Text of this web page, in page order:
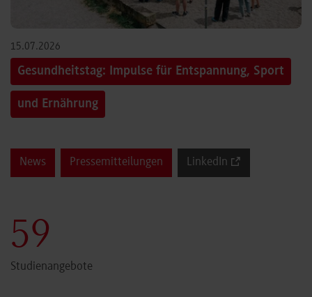
15.07.2026
Gesundheitstag: Impulse für Entspannung, Sport
und Ernährung
News Pressemitteilungen LinkedIn
60
Studienangebote